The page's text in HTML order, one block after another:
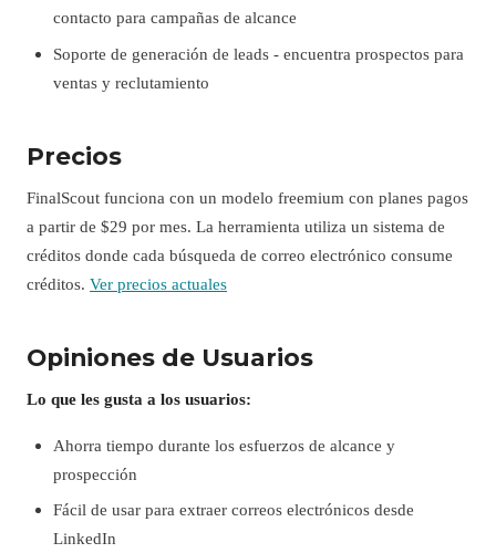
contacto para campañas de alcance
Soporte de generación de leads - encuentra prospectos para
ventas y reclutamiento
Precios
FinalScout funciona con un modelo freemium con planes pagos
a partir de $29 por mes. La herramienta utiliza un sistema de
créditos donde cada búsqueda de correo electrónico consume
créditos. Ver precios actuales
Opiniones de Usuarios
Lo que les gusta a los usuarios:
Ahorra tiempo durante los esfuerzos de alcance y
prospección
Fácil de usar para extraer correos electrónicos desde
LinkedIn